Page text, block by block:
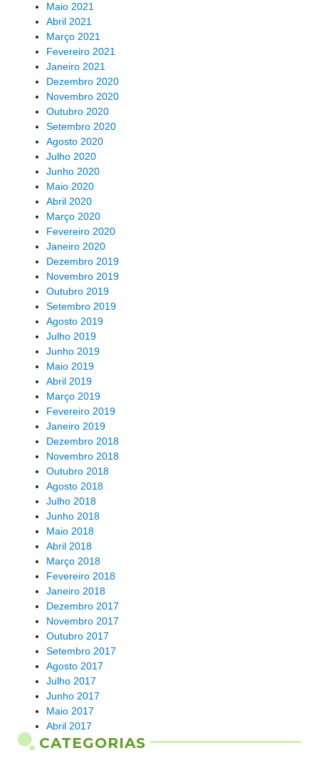
Maio 2021
Abril 2021
Março 2021
Fevereiro 2021
Janeiro 2021
Dezembro 2020
Novembro 2020
Outubro 2020
Setembro 2020
Agosto 2020
Julho 2020
Junho 2020
Maio 2020
Abril 2020
Março 2020
Fevereiro 2020
Janeiro 2020
Dezembro 2019
Novembro 2019
Outubro 2019
Setembro 2019
Agosto 2019
Julho 2019
Junho 2019
Maio 2019
Abril 2019
Março 2019
Fevereiro 2019
Janeiro 2019
Dezembro 2018
Novembro 2018
Outubro 2018
Agosto 2018
Julho 2018
Junho 2018
Maio 2018
Abril 2018
Março 2018
Fevereiro 2018
Janeiro 2018
Dezembro 2017
Novembro 2017
Outubro 2017
Setembro 2017
Agosto 2017
Julho 2017
Junho 2017
Maio 2017
Abril 2017
CATEGORIAS